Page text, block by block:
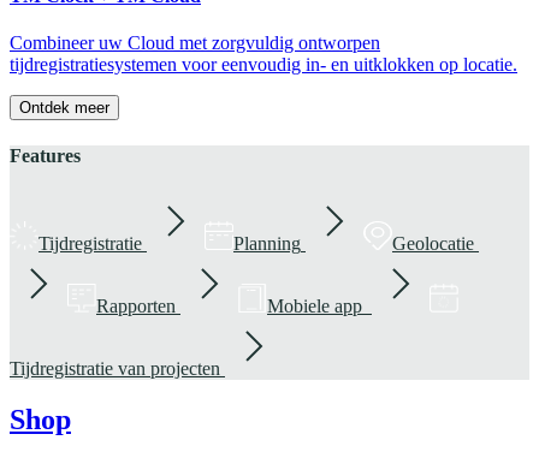
Combineer uw Cloud met zorgvuldig ontworpen
tijdregistratiesystemen voor eenvoudig in- en uitklokken op locatie.
Ontdek meer
Features
Tijdregistratie Planning Geolocatie
Rapporten Mobiele app
Tijdregistratie van projecten
Shop